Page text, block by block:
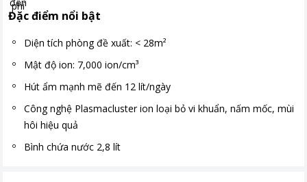
Đặc điểm nổi bật
Diện tích phòng đề xuất: < 28m²
Mật độ ion: 7,000 ion/cm³
Hút ẩm mạnh mẽ đến 12 lít/ngày
Công nghệ Plasmacluster ion loại bỏ vi khuẩn, nấm mốc, mùi
hôi hiệu quả
Bình chứa nước 2,8 lít